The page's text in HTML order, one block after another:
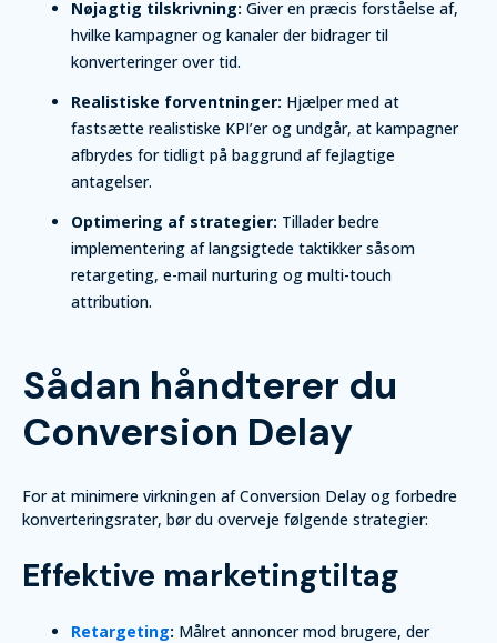
Nøjagtig tilskrivning: Giver en præcis forståelse af,
hvilke kampagner og kanaler der bidrager til
konverteringer over tid.
Realistiske forventninger: Hjælper med at
fastsætte realistiske KPI’er og undgår, at kampagner
afbrydes for tidligt på baggrund af fejlagtige
antagelser.
Optimering af strategier: Tillader bedre
implementering af langsigtede taktikker såsom
retargeting, e-mail nurturing og multi-touch
attribution.
Sådan håndterer du
Conversion Delay
For at minimere virkningen af Conversion Delay og forbedre
konverteringsrater, bør du overveje følgende strategier:
Effektive marketingtiltag
Retargeting: Målret annoncer mod brugere, der